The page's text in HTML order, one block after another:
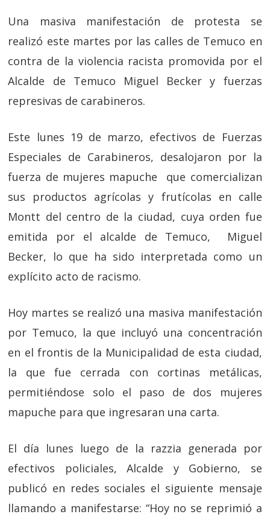
Una masiva manifestación de protesta se
realizó este martes por las calles de Temuco en
contra de la violencia racista promovida por el
Alcalde de Temuco Miguel Becker y fuerzas
represivas de carabineros.
Este lunes 19 de marzo, efectivos de Fuerzas
Especiales de Carabineros, desalojaron por la
fuerza de mujeres mapuche que comercializan
sus productos agrícolas y frutícolas en calle
Montt del centro de la ciudad, cuya orden fue
emitida por el alcalde de Temuco, Miguel
Becker, lo que ha sido interpretada como un
explícito acto de racismo.
Hoy martes se realizó una masiva manifestación
por Temuco, la que incluyó una concentración
en el frontis de la Municipalidad de esta ciudad,
la que fue cerrada con cortinas metálicas,
permitiéndose solo el paso de dos mujeres
mapuche para que ingresaran una carta.
El día lunes luego de la razzia generada por
efectivos policiales, Alcalde y Gobierno, se
publicó en redes sociales el siguiente mensaje
llamando a manifestarse: “Hoy no se reprimió a